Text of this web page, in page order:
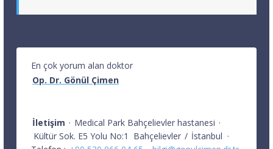
En çok yorum alan doktor
Op. Dr. Gönül Çimen
İletişim · Medical Park Bahçelievler hastanesi ·
Kültür Sok. E5 Yolu No:1
Bahçelievler / İstanbul ·